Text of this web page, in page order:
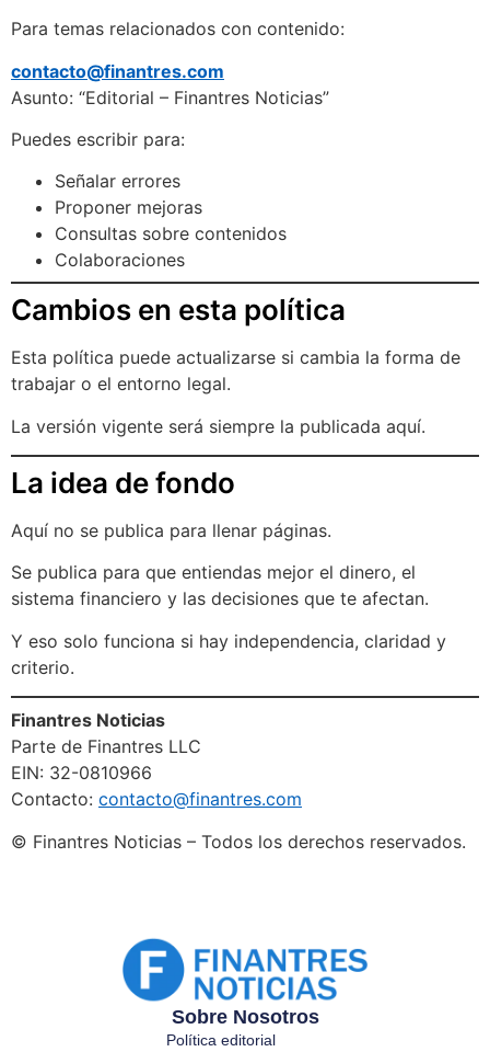
Para temas relacionados con contenido:
contacto@finantres.com
Asunto: “Editorial – Finantres Noticias”
Puedes escribir para:
Señalar errores
Proponer mejoras
Consultas sobre contenidos
Colaboraciones
Cambios en esta política
Esta política puede actualizarse si cambia la forma de
trabajar o el entorno legal.
La versión vigente será siempre la publicada aquí.
La idea de fondo
Aquí no se publica para llenar páginas.
Se publica para que entiendas mejor el dinero, el
sistema financiero y las decisiones que te afectan.
Y eso solo funciona si hay independencia, claridad y
criterio.
Finantres Noticias
Parte de Finantres LLC
EIN: 32-0810966
Contacto: contacto@finantres.com
© Finantres Noticias – Todos los derechos reservados.
Sobre Nosotros
Política editorial